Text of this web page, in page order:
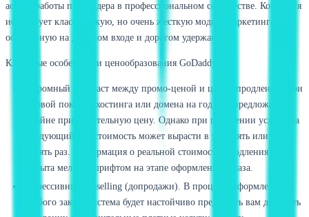
аспект работы провайдера в профессиональном сообществе. Компания
использует классическую, но очень жесткую модель маркетинга,
основанную на дешевом входе и дорогом удержании.
Ключевые особенности ценообразования GoDaddy:
Огромный контраст между промо-ценой и ценой продления. При
первой покупке хостинга или домена на год вам предложат
крайне привлекательную цену. Однако при продлении услуги на
следующий год стоимость может вырасти в три, пять или даже
десять раз. Информация о реальной стоимости продления часто
скрыта мелким шрифтом на этапе оформления заказа.
Агрессивный Upselling (допродажи). В процессе оформления
любого заказа система будет настойчиво предлагать вам добавить